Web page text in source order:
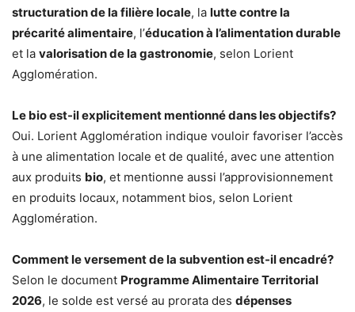
structuration de la filière locale, la lutte contre la
précarité alimentaire, l’éducation à l’alimentation durable
et la valorisation de la gastronomie, selon Lorient
Agglomération.
Le bio est-il explicitement mentionné dans les objectifs?
Oui. Lorient Agglomération indique vouloir favoriser l’accès
à une alimentation locale et de qualité, avec une attention
aux produits bio, et mentionne aussi l’approvisionnement
en produits locaux, notamment bios, selon Lorient
Agglomération.
Comment le versement de la subvention est-il encadré?
Selon le document Programme Alimentaire Territorial
2026, le solde est versé au prorata des dépenses